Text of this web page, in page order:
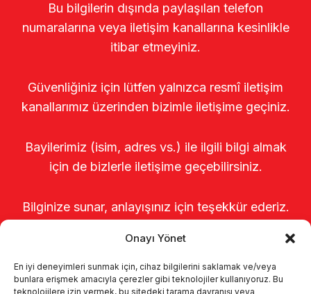
Onayı Yönet
En iyi deneyimleri sunmak için, cihaz bilgilerini saklamak ve/veya
bunlara erişmek amacıyla çerezler gibi teknolojiler kullanıyoruz. Bu
teknolojilere izin vermek, bu sitedeki tarama davranışı veya
Bu bilgilerin dışında paylaşılan telefon
numaralarına veya iletişim kanallarına kesinlikle
itibar etmeyiniz.
Güvenliğiniz için lütfen yalnızca resmî iletişim
kanallarımız üzerinden bizimle iletişime geçiniz.
Bayilerimiz (isim, adres vs.) ile ilgili bilgi almak
için de bizlerle iletişime geçebilirsiniz.
Bilginize sunar, anlayışınız için teşekkür ederiz.